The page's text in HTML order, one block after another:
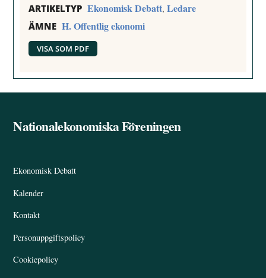
ARTIKELTYP Ekonomisk Debatt,Ledare
ÄMNE H. Offentlig ekonomi
VISA SOM PDF
Back
Nationalekonomiska Föreningen
Ekonomisk Debatt
Kalender
Kontakt
Personuppgiftspolicy
Cookiepolicy